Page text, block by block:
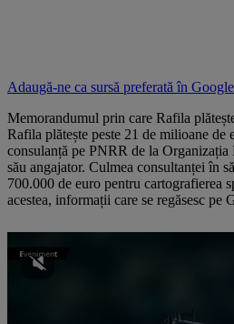
Adaugă-ne ca sursă preferată în Google
Memorandumul prin care Rafila
Rafila plătește peste 21 de milioane de
consulanță pe PNRR de la
său angajator. Culmea consultanței în
700.000 de euro pentru cartografierea
acestea, informații care se regăsesc pe